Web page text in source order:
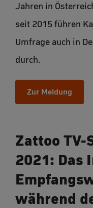
Jahren in
seit 2015 führen
Umfrage auch in
durch.
Zur Meldung
Zattoo TV-
2021: Das
während